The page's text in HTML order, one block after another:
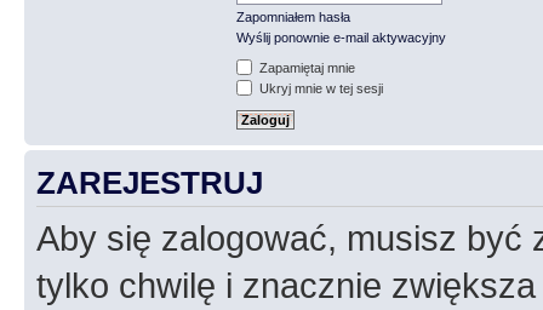
Zapomniałem hasła
Wyślij ponownie e-mail aktywacyjny
Zapamiętaj mnie
Ukryj mnie w tej sesji
ZAREJESTRUJ
Aby się zalogować, musisz być
tylko chwilę i znacznie